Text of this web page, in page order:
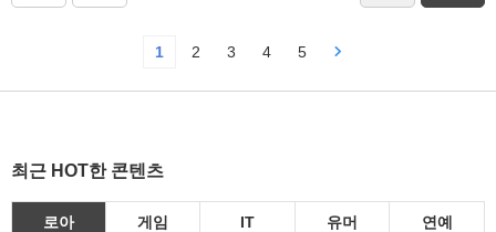
1 2 3 4 5
최근 HOT한 콘텐츠
로아 게임 IT 유머 연예